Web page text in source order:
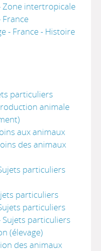
Zone intertropicale
France
- France - Histoire
particuliers
animale
aux animaux
des animaux
particuliers
particuliers
particuliers
Sujets particuliers
(élevage)
des animaux